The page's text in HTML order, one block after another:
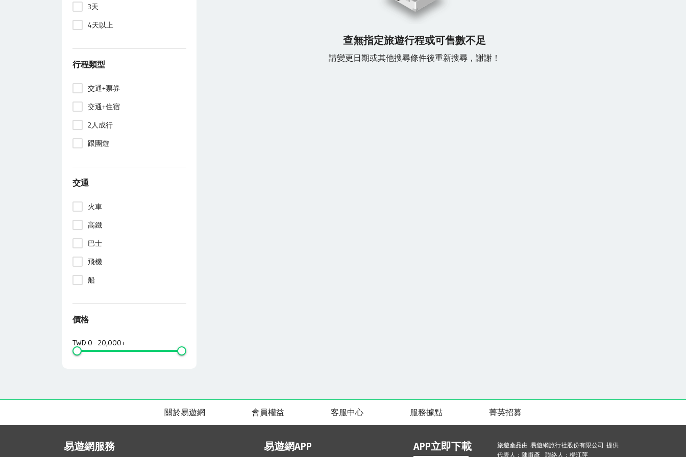
3天
4天以上
行程類型
交通+票券
交通+住宿
2人成行
跟團遊
交通
火車
高鐵
巴士
飛機
船
價格
TWD 0 - 20,000+
查無指定旅遊行程或可售數不足
請變更日期或其他搜尋條件後重新搜尋，謝謝！
關於易遊網 會員權益 客服中心 服務據點 菁英招募
易遊網服務 易遊網APP APP立即下載
旅遊產品由 易遊網旅行社股份有限公司 提供
代表人：陳甫彥 聯絡人：楊江萍